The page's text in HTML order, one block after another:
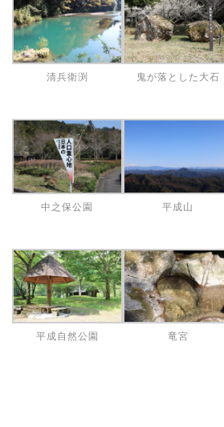
清兵衛渕 鬼が落とした大石
中之保公園 平成山
平成自然公園 竜宮